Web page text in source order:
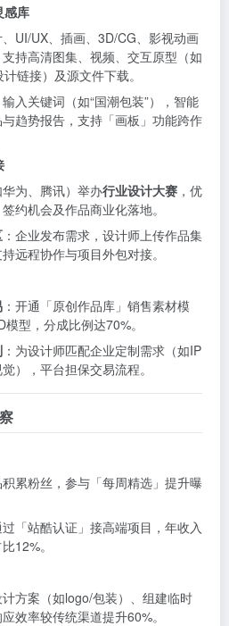
感库
UI/UX、插画、3D/CG、影视动画
持高清图集、视频、交互原型（如
链接）及源文件下载。
输入关键词（如“国潮包装”），智能
趋势报告，支持「画板」功能跨作
为、腾讯）举办行业设计大赛 ，优
约机会及作品商业化落地。
：企业发布需求，设计师上传作品集
远程协作与项目外包对接。
：开通「原创作品库」销售素材模
型，分成比例达70%。
：为设计师匹配企业定制需求（如IP
），平台担保交易流程。
累粉丝，参与「每周精选」提升曝
「站酷认证」接高端项目，年收入
12%。
方案（如logo/包装）、组建临时
效率较传统渠道提升60%。